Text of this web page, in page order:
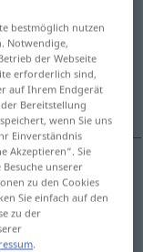
antippen)
bestmöglich nutzen
Notwendige,
der Webseite
erforderlich sind,
auf Ihrem Endgerät
Bereitstellung
wenn Sie uns
Einverständnis
Akzeptieren“. Sie
unserer
zu den Cookies
Sie einfach auf den
zu der
.